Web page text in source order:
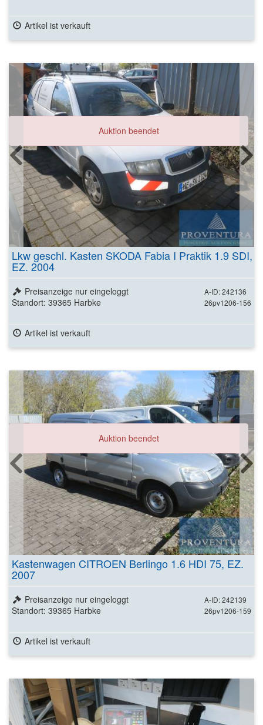
Artikel ist verkauft
Auktion beendet
Lkw geschl. Kasten SKODA Fabia I Praktik 1.9 SDI,
EZ. 2004
A-ID: 242136
26pv1206-156
Preisanzeige nur eingeloggt
Standort: 39365 Harbke
Artikel ist verkauft
Auktion beendet
Kastenwagen CITROEN Berlingo 1.6 HDI 75, EZ.
2007
A-ID: 242139
26pv1206-159
Preisanzeige nur eingeloggt
Standort: 39365 Harbke
Artikel ist verkauft